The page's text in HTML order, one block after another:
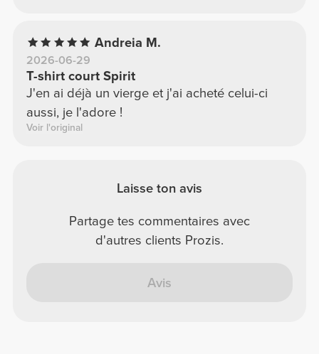
Andreia M.
2026-06-29
T-shirt court Spirit
J'en ai déjà un vierge et j'ai acheté celui-ci
aussi, je l'adore !
Voir l'original
Laisse ton avis
Partage tes commentaires avec
d'autres clients Prozis.
Avis